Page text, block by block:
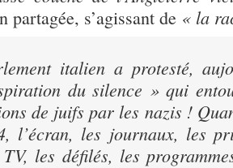
partagée, s’agissant de « la
italien a protesté,
du silence » qui
de juifs par les nazis !
l’écran, les journaux, les
les défilés, les